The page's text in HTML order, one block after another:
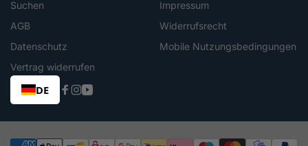
Suchen
Impressum
AGB
Widerrufsrecht
Datenschutz
Mobile Nutzungsbedingungen
Vertrag widerrufen
DE
Facebook
Instagram
YouTube